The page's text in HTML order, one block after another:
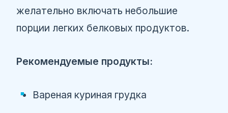
желательно включать небольшие
порции легких белковых продуктов.
Рекомендуемые продукты:
Вареная куриная грудка